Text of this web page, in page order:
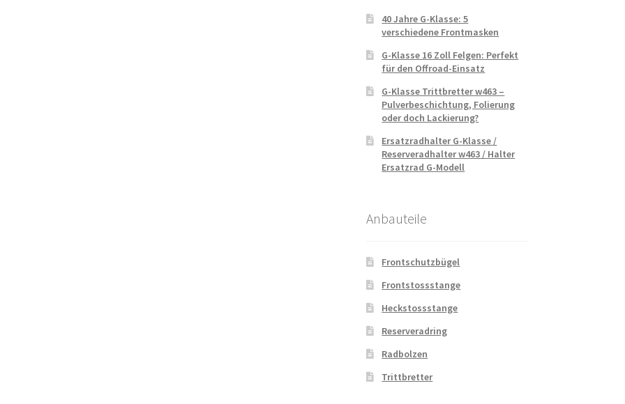
40 Jahre G-Klasse: 5
verschiedene Frontmasken
G-Klasse 16 Zoll Felgen: Perfekt
für den Offroad-Einsatz
G-Klasse Trittbretter w463 –
Pulverbeschichtung, Folierung
oder doch Lackierung?
Ersatzradhalter G-Klasse /
Reserveradhalter w463 / Halter
Ersatzrad G-Modell
Anbauteile
Frontschutzbügel
Frontstossstange
Heckstossstange
Reserveradring
Radbolzen
Trittbretter